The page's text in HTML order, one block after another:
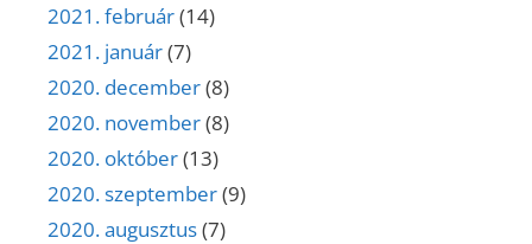
2021. február(14)
2021. január(7)
2020. december(8)
2020. november(8)
2020. október(13)
2020. szeptember(9)
2020. augusztus(7)